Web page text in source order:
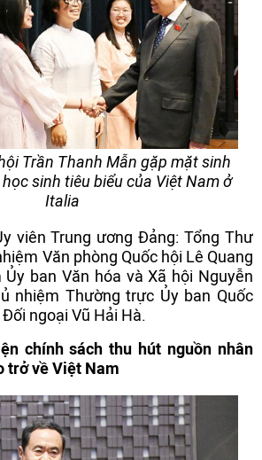
Trần Thanh Mẫn gặp mặt sinh
sinh tiêu biểu của Việt Nam ở
Italia
viên Trung ương Đảng: Tổng Thư
Văn phòng Quốc hội Lê Quang
Ủy ban Văn hóa và Xã hội Nguyễn
nhiệm Thường trực Ủy ban Quốc
ngoại Vũ Hải Hà.
chính sách thu hút nguồn nhân
trở về Việt Nam